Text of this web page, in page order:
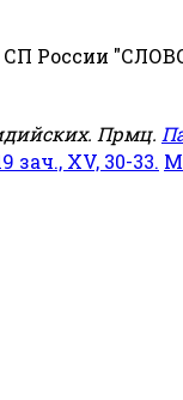
России
Прмц.
зач., XV, 30-33.